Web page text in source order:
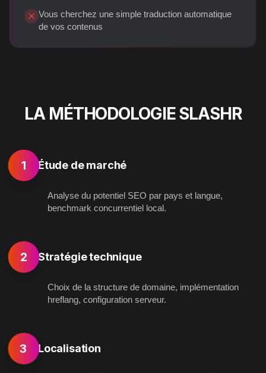
Vous cherchez une simple traduction automatique
de vos contenus
LA MÉTHODOLOGIE SLASHR
1 Étude de marché
Analyse du potentiel SEO par pays et langue,
benchmark concurrentiel local.
2 Stratégie technique
Choix de la structure de domaine, implémentation
hreflang, configuration serveur.
3 Localisation